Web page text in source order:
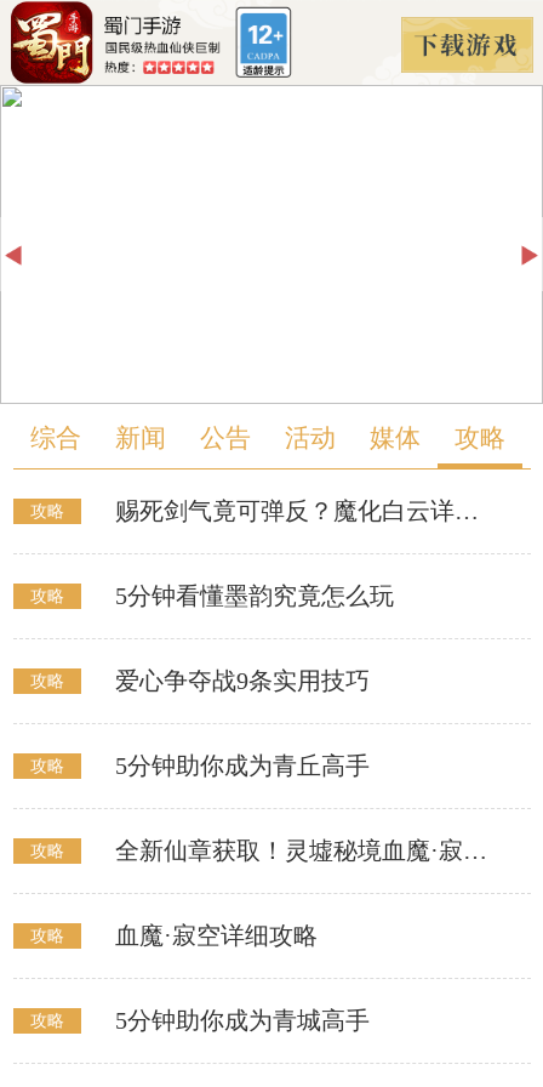
综合 新闻 公告 活动 媒体 攻略
攻略 赐死剑气竟可弹反？魔化白云详细攻略来啦！
攻略 5分钟看懂墨韵究竟怎么玩
攻略 爱心争夺战9条实用技巧
攻略 5分钟助你成为青丘高手
攻略 全新仙章获取！灵墟秘境血魔·寂空成就攻略
攻略 血魔·寂空详细攻略
攻略 5分钟助你成为青城高手